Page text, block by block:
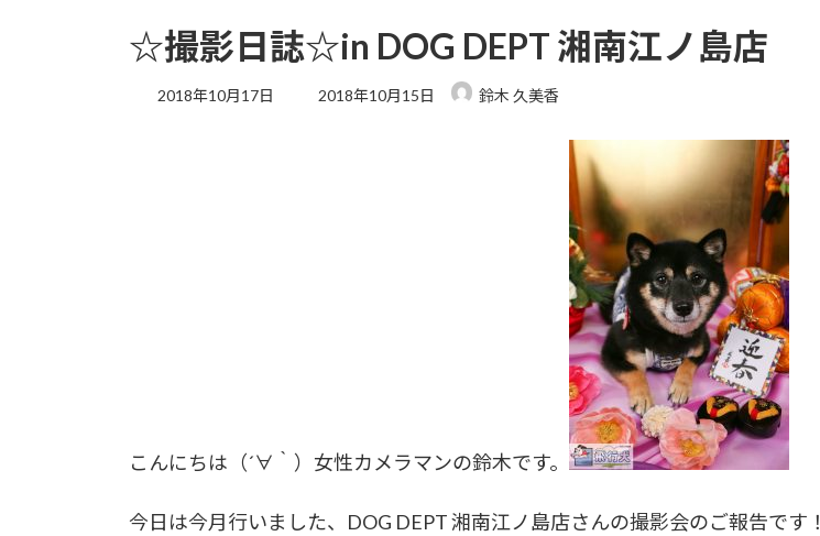
☆撮影日誌☆in DOG DEPT 湘南江ノ島店
2018年10月17日 2018年10月15日 鈴木 久美香
こんにちは（´∀｀）女性カメラマンの鈴木です。
今日は今月行いました、DOG DEPT 湘南江ノ島店さんの撮影会のご報告です！